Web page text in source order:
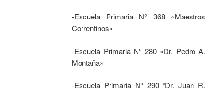
-Escuela Primaria N° 368 «Maestros
Correntinos»
-Escuela Primaria N° 280 «Dr. Pedro A.
Montaña»
-Escuela Primaria N° 290 “Dr. Juan R.